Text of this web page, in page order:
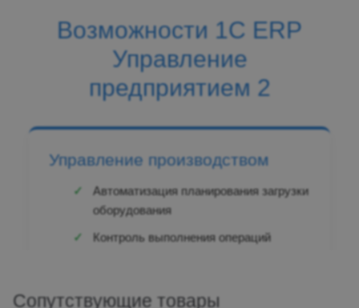
Возможности 1С ERP
Управление
предприятием 2
Управление производством
Автоматизация планирования загрузки
оборудования
Контроль выполнения операций
Сопутствующие товары